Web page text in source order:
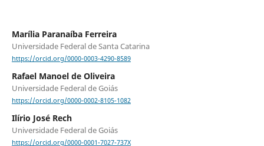
Marília Paranaíba Ferreira
Universidade Federal de Santa Catarina
https://orcid.org/0000-0003-4290-8589
Rafael Manoel de Oliveira
Universidade Federal de Goiás
https://orcid.org/0000-0002-8105-1082
Ilírio José Rech
Universidade Federal de Goiás
https://orcid.org/0000-0001-7027-737X